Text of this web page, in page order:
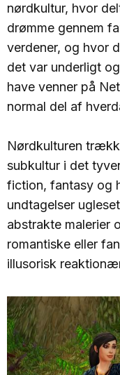
nørdkultur, hvor
drømme gennem
verdener, og hvor
det var underligt
have venner på
normal del af
Nørdkulturen
subkultur i det
fiction, fantasy og
undtagelser
abstrakte malerier
romantiske eller
illusorisk